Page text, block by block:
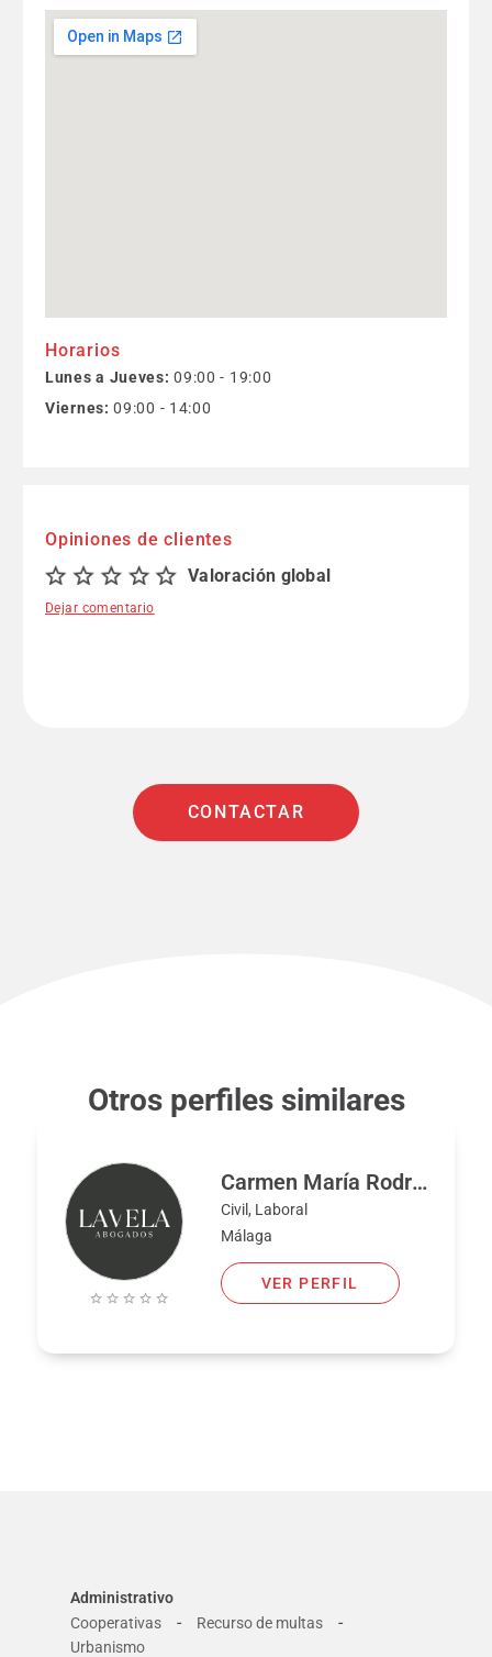
Horarios
Lunes a Jueves: 09:00 - 19:00
Viernes: 09:00 - 14:00
Opiniones de clientes
Valoración global
Dejar comentario
CONTACTAR
Otros perfiles similares
Carmen María Rodríguez Lavela
Civil, Laboral
Málaga
VER PERFIL
Administrativo
Cooperativas
- Recurso de multas -
Urbanismo